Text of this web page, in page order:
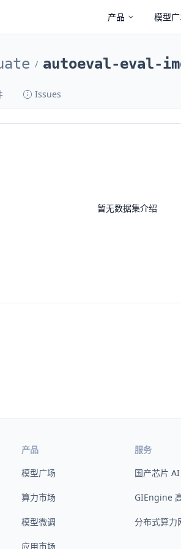
产品 模型
/ autoeval-eval-
Issues
暂无数据集介绍
产品
模型广场
算力市场
模型微调
应用市场
服务
国产芯片
GIEngine
分布式算力